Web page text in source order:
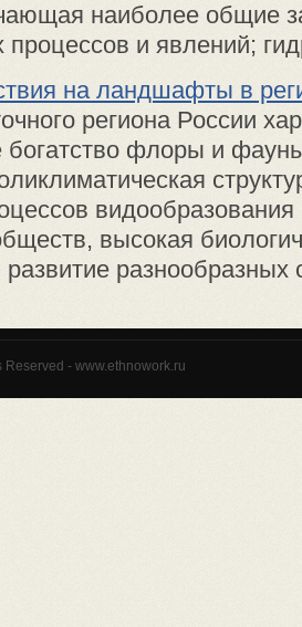
наиболее общие
процессов и явлений;
на ландшафты в
региона России
богатство флоры и
видообразования
высокая
развитие
- www.ethnowork.ru